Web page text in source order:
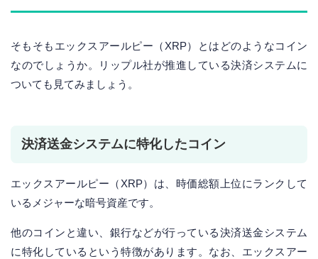
そもそもエックスアールピー（XRP）とはどのようなコイン
なのでしょうか。リップル社が推進している決済システムに
ついても見てみましょう。
決済送金システムに特化したコイン
エックスアールピー（XRP）は、時価総額上位にランクして
いるメジャーな暗号資産です。
他のコインと違い、銀行などが行っている決済送金システム
に特化しているという特徴があります。なお、エックスアー